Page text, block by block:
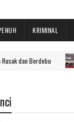
KRIMINAL
UTAMA